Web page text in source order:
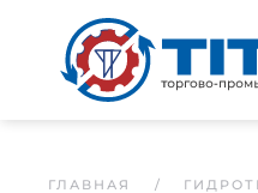
Перейти к
ГЛАВНАЯ